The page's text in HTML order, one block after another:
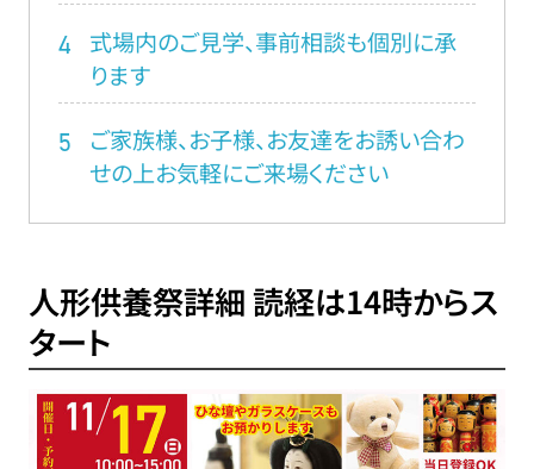
4
式場内のご見学、事前相談も個別に承
ります
5
ご家族様、お子様、お友達をお誘い合わ
せの上お気軽にご来場ください
人形供養祭詳細 読経は14時からス
タート